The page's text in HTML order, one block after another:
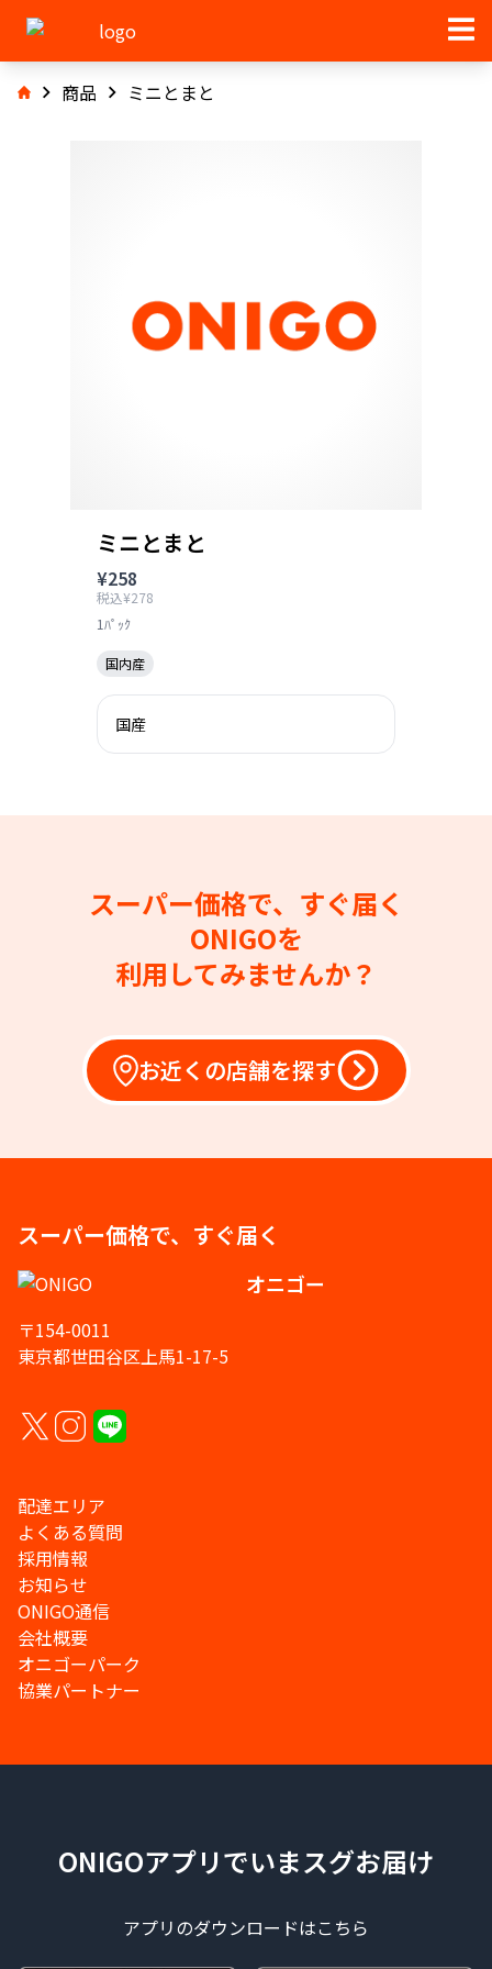
商品 ミニとまと
ミニとまと
¥258
税込¥278
1ﾊﾟｯｸ
国内産
国産
スーパー価格で、すぐ届く
ONIGOを
利用してみませんか？
お近くの店舗を探す
スーパー価格で、すぐ届く
オニゴー
〒154-0011
東京都世田谷区上馬1-17-5
配達エリア
よくある質問
採用情報
お知らせ
ONIGO通信
会社概要
オニゴーパーク
協業パートナー
ONIGOアプリでいまスグお届け
アプリのダウンロードはこちら